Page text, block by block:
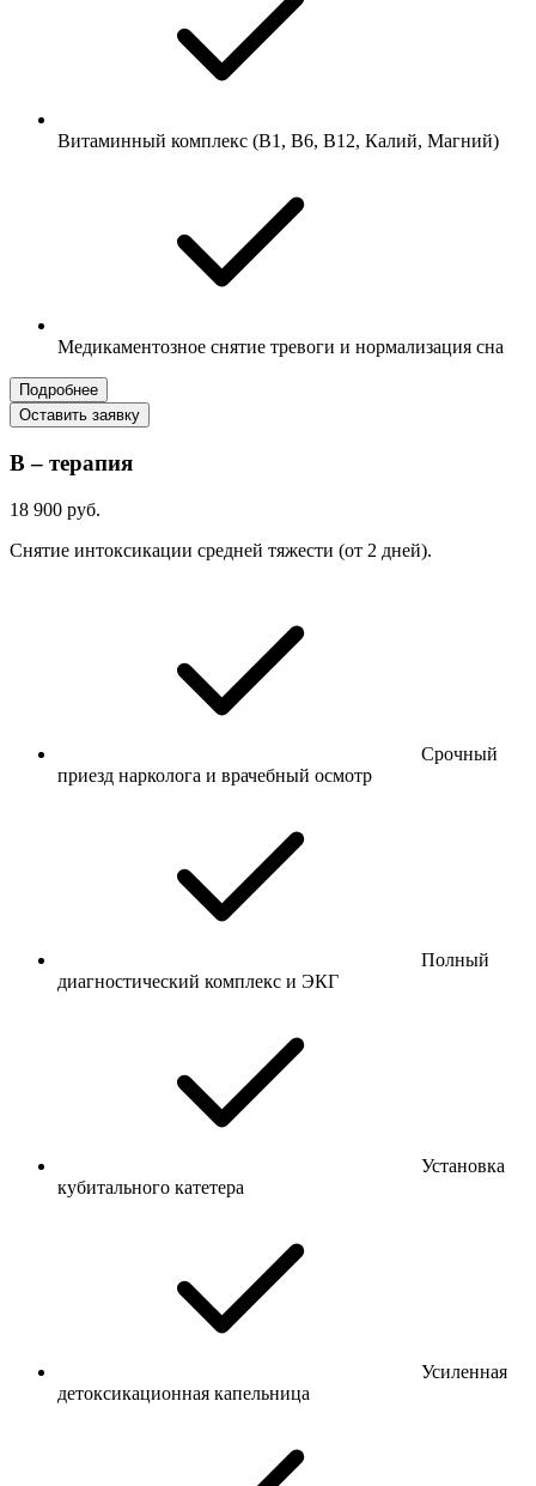
Витаминный комплекс (В1, В6, В12, Калий, Магний)
Медикаментозное снятие тревоги и нормализация сна
Подробнее
Оставить заявку
В – терапия
18 900 руб.
Снятие интоксикации средней тяжести (от 2 дней).
Срочный
приезд нарколога и врачебный осмотр
Полный
диагностический комплекс и ЭКГ
Установка
кубитального катетера
Усиленная
детоксикационная капельница